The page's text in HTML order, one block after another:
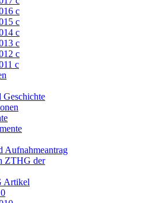
c
c
c
c
c
c
Geschichte
Aufnahmeantrag
ZTHG der
Artikel